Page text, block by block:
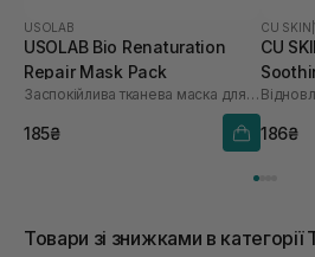
USOLAB
USOLAB Bio Renaturation
Repair Mask Pack
Заспокійлива тканева маска для обличчя
185₴
CU SKIN |
CU
186₴
Товари зі знижками в категорії